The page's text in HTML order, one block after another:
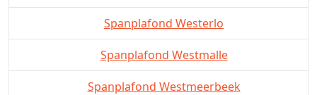
Spanplafond Westerlo
Spanplafond Westmalle
Spanplafond Westmeerbeek